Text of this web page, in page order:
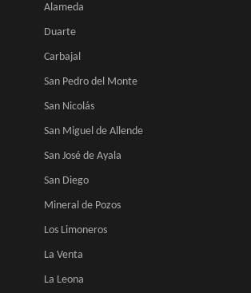
Alameda
Duarte
Carbajal
San Pedro del Monte
San Nicolás
San Miguel de Allende
San José de Ayala
San Diego
Mineral de Pozos
Los Limoneros
La Venta
La Leona